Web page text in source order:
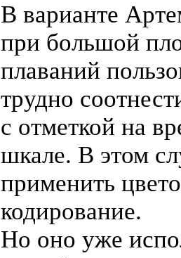
В варианте
при большой
плаваний
трудно
с отметкой на
шкале. В этом
применить
кодирование.
Но оно уже